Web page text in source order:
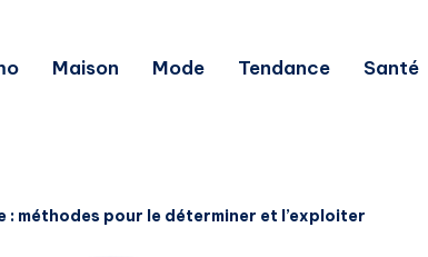
Maison Mode Tendance Santé
: méthodes pour le déterminer et l’exploiter